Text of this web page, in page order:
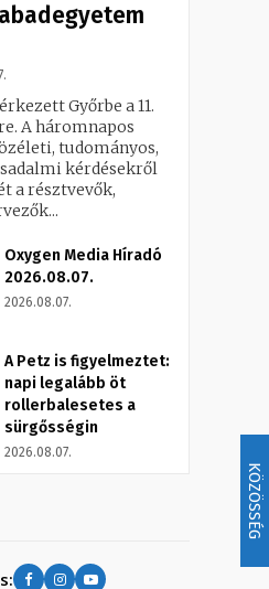
KÖZÖSSÉG
Győrbe a 11.
A háromnapos
tudományos,
kérdésekről
a résztvevők,
Oxygen Media Híradó
2026.08.07.
2026.08.07.
A Petz is figyelmeztet:
napi legalább öt
rollerbalesetes a
sürgősségin
2026.08.07.